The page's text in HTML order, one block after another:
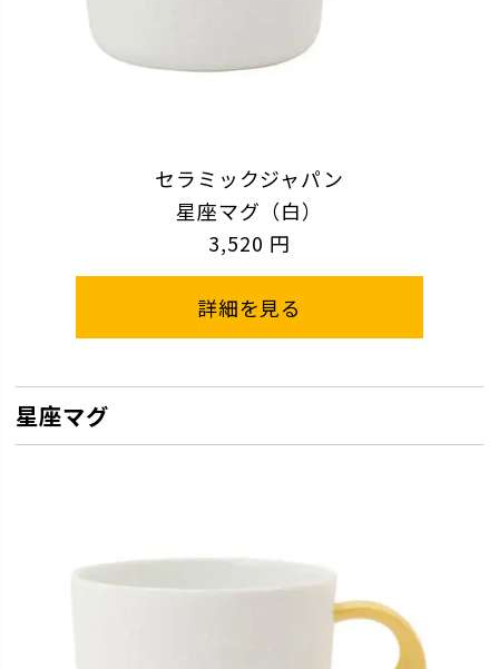
セラミックジャパン
星座マグ（白）
3,520 円
詳細を見る
星座マグ